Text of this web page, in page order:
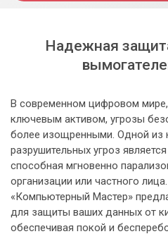
Надежная
В современном цифровом
ключевым активом, угрозы
более изощренными. Одной из
разрушительных угроз
способная мгновенно
организации или частного
«Компьютерный Мастер»
для защиты ваших данных от
обеспечивая покой и